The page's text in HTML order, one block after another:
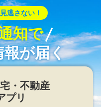
逃さない！
知で
報が届く
・不動産
プリ